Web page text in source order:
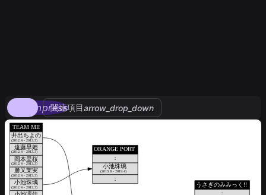
compress
関連項目arrow_drop_down